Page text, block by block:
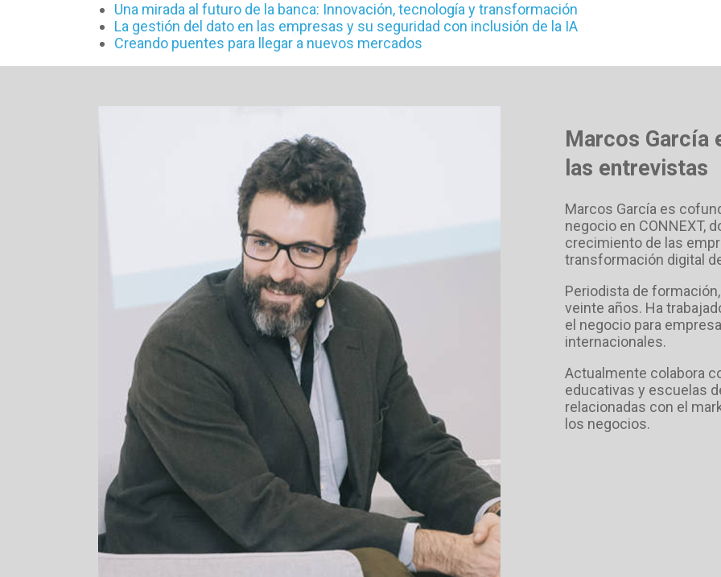
Una mirada al futuro de la banca: Innovación, tecnología y transformación
La gestión del dato en las empresas y su seguridad con inclusión de la IA
Creando puentes para llegar a nuevos mercados
Marcos García
las entrevistas
Marcos García es
negocio en CONNEXT,
crecimiento de las
transformación digital
Periodista de
veinte años. Ha
el negocio para
internacionales.
Actualmente colabora
educativas y escuelas
relacionadas con el
los negocios.